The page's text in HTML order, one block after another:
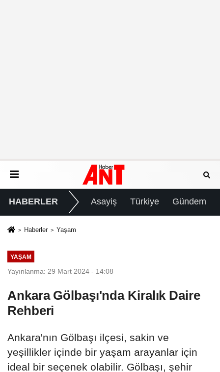
HABERLER Asayiş Türkiye Gündem
Haberler Yaşam
YAŞAM
Yayınlanma: 29 Mart 2024 - 14:08
Ankara Gölbaşı'nda Kiralık Daire
Rehberi
Ankara'nın Gölbaşı ilçesi, sakin ve
yeşillikler içinde bir yaşam arayanlar için
ideal bir seçenek olabilir. Gölbaşı, şehir